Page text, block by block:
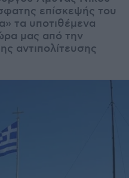
επίσκεψής του
τα υποτιθέμενα
μας από την
αντιπολίτευσης